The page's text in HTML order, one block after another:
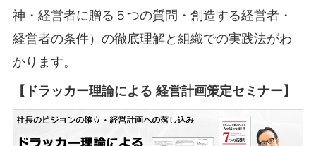
神・経営者に贈る５つの質問・創造する経営者・
経営者の条件）の徹底理解と組織での実践法がわ
かります。
【ドラッカー理論による 経営計画策定セミナー】